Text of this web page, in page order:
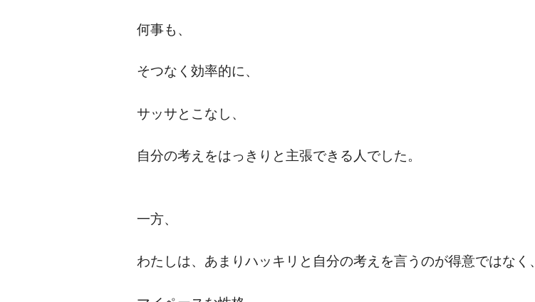
何事も、
そつなく効率的に、
サッサとこなし、
自分の考えをはっきりと主張できる人でした。
一方、
わたしは、あまりハッキリと自分の考えを言うのが得意ではなく、